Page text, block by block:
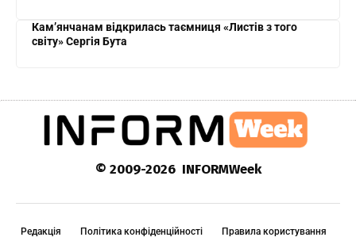
Кам’янчанам відкрилась таємниця «Листів з того
світу» Сергія Бута
© 2009-2026 INFORMWeek
Редакція Політика конфіденційності Правила користування